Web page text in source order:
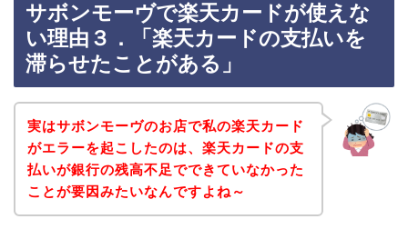
サボンモーヴで楽天カードが使えな
い理由３．「楽天カードの支払いを
滞らせたことがある」
実はサボンモーヴのお店で私の楽天カード
がエラーを起こしたのは、楽天カードの支
払いが銀行の残高不足でできていなかった
ことが要因みたいなんですよね～